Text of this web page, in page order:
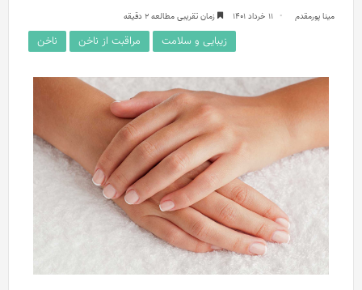
مینا پورمقدم 11 خرداد 1401 زمان تقریبی مطالعه 2 دقیقه
زیبایی و سلامت مراقبت از ناخن ناخن